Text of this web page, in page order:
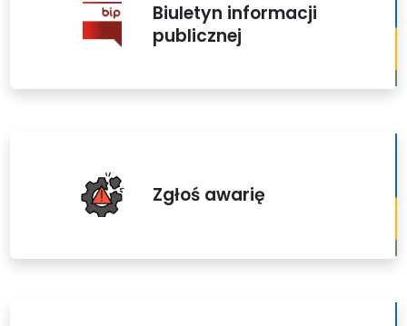
Biuletyn informacji
publicznej
Zgłoś awarię